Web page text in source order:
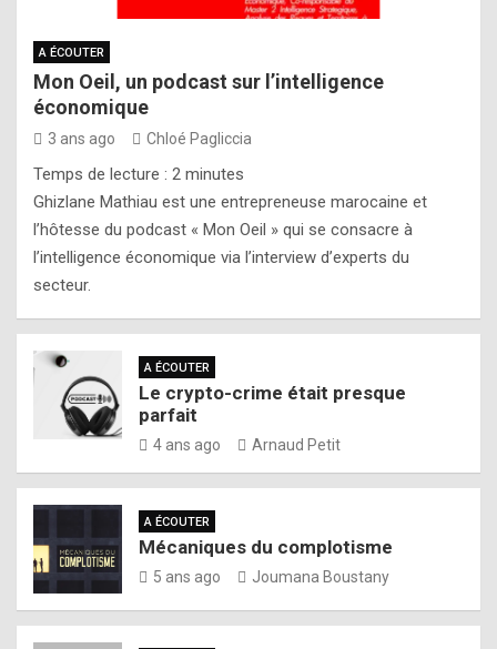
A ÉCOUTER
Mon Oeil, un podcast sur l’intelligence
économique
3 ans ago Chloé Pagliccia
Temps de lecture : 2 minutes
Ghizlane Mathiau est une entrepreneuse marocaine et
l’hôtesse du podcast « Mon Oeil » qui se consacre à
l’intelligence économique via l’interview d’experts du
secteur.
A ÉCOUTER
Le crypto-crime était presque
parfait
4 ans ago Arnaud Petit
A ÉCOUTER
Mécaniques du complotisme
5 ans ago Joumana Boustany